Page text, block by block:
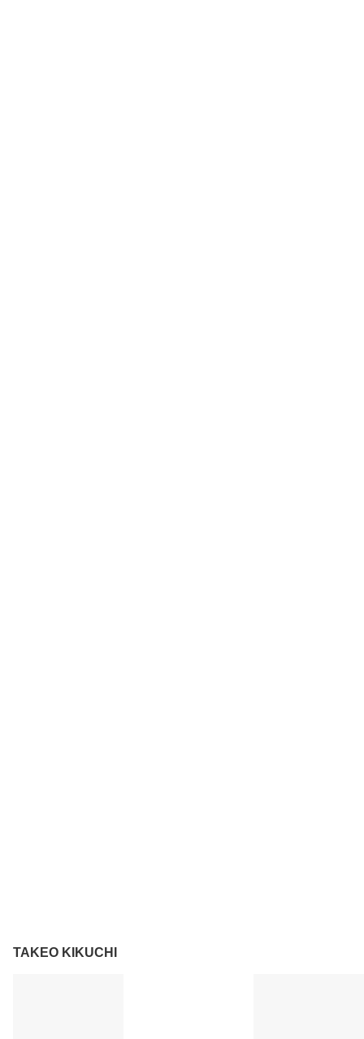
TAKEO KIKUCHI